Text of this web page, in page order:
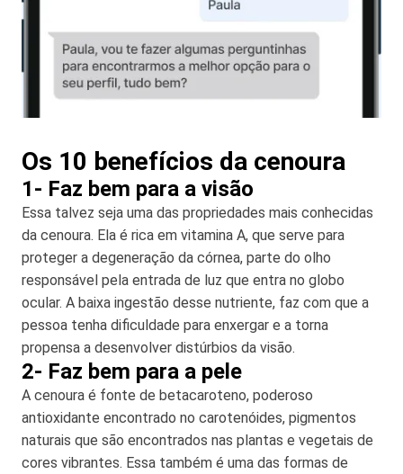
Os 10 benefícios da cenoura
1- Faz bem para a visão
Essa talvez seja uma das propriedades mais conhecidas
da cenoura. Ela é rica em vitamina A, que serve para
proteger a degeneração da córnea, parte do olho
responsável pela entrada de luz que entra no globo
ocular. A baixa ingestão desse nutriente, faz com que a
pessoa tenha dificuldade para enxergar e a torna
propensa a desenvolver distúrbios da visão.
2- Faz bem para a pele
A cenoura é fonte de betacaroteno, poderoso
antioxidante encontrado no carotenóides, pigmentos
naturais que são encontrados nas plantas e vegetais de
cores vibrantes. Essa também é uma das formas de